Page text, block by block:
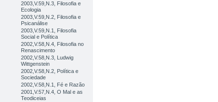
2003,V.59,N.3, Filosofia e
Ecologia
2003,V.59,N.2, Filosofia e
Psicanálise
2003,V.59,N.1, Filosofia
Social e Política
2002,V.58,N.4, Filosofia no
Renascimento
2002,V.58,N.3, Ludwig
Wittgenstein
2002,V.58,N.2, Política e
Sociedade
2002,V.58,N.1, Fé e Razão
2001,V.57,N.4, O Mal e as
Teodiceias